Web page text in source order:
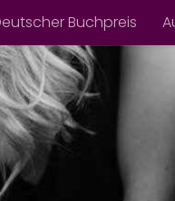
Buchpreis